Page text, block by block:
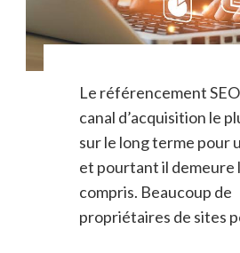
Le référencement
canal d’acquisition le
sur le long terme pour
et pourtant il demeure
compris. Beaucoup de
propriétaires de sites